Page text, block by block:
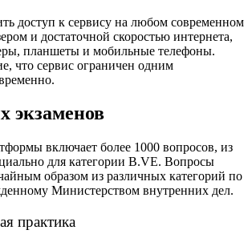
доступ к сервису на любом современном
и достаточной скоростью интернета,
планшеты и мобильные телефоны.
что сервис ограничен одним
экзаменов
включает более 1000 вопросов, из
для категории B.VE. Вопросы
образом из различных категорий по
Министерством внутренних дел.
практика